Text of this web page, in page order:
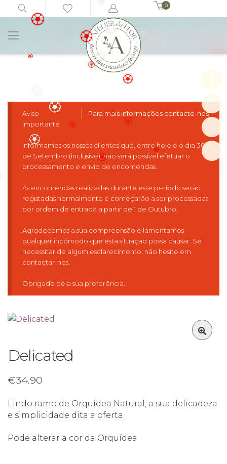
0
Início Ramos e Bouquets Delicated
Para mais informações contacte-nos
Aviso
Importante
Informamos os nossos clientes que, entre hoje e o dia 30
de Setembro (inclusive), não será possível efetuar o
processamento e envio de encomendas.
As encomendas realizadas durante este período serão
registadas normalmente e começarão a ser processadas
por ordem de entrada a partir de 1 de Outubro.
Agradecemos a sua compreensão e lamentamos
qualquer incómodo que esta situação possa causar. Se
necessitar de algum esclarecimento, não hesite em
contactar-nos.
Obrigado pela sua preferência.
Delicated
€34.90
Lindo ramo de Orquídea Natural, a sua delicadeza
e simplicidade dita a oferta.
Pode alterar a cor da Orquídea
🏵️
🏵️
🏵️
🏵️
🏵️
🏵️
🏵️
🏵️ 🏵️
🏵️
🏵️